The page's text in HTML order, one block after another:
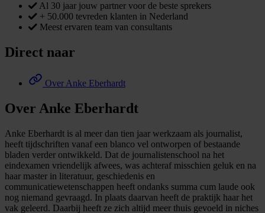
Al 30 jaar jouw partner voor de beste sprekers
+ 50.000 tevreden klanten in Nederland
Meest ervaren team van consultants
Direct naar
Over Anke Eberhardt
Over Anke Eberhardt
Anke Eberhardt is al meer dan tien jaar werkzaam als journalist,
heeft tijdschriften vanaf een blanco vel ontworpen of bestaande
bladen verder ontwikkeld. Dat de journalistenschool na het
eindexamen vriendelijk afwees, was achteraf misschien geluk en na
haar master in literatuur, geschiedenis en
communicatiewetenschappen heeft ondanks summa cum laude ook
nog niemand gevraagd. In plaats daarvan heeft de praktijk haar het
vak geleerd. Daarbij heeft ze zich altijd meer thuis gevoeld in niches